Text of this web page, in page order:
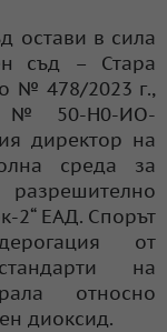
остави в сила
съд – Стара
№ 478/2023 г.,
№ 50-Н0-ИО-
директор на
среда за
2“ ЕАД. Спорът
от
на
относно
диоксид.